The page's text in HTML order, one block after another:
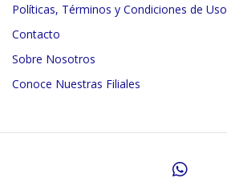
Políticas, Términos y Condiciones de Uso
Contacto
Sobre Nosotros
Conoce Nuestras Filiales